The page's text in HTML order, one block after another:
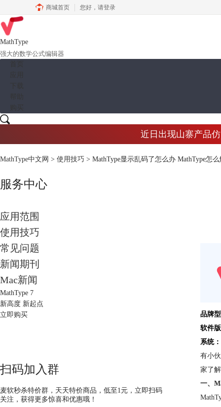
商城首页 您好， 请登录
MathType
强大的数学公式编辑器
近日出现山寨产品
MathType中文网 > 使用技巧 > MathType显示乱码了怎么办 MathType怎
服务中心
应用范围
使用技巧
常见问题
新闻期刊
Mac新闻
MathType 7
新高度 新起点
立即购买
扫码加入群
麦软秒杀特价群，天天特价商品，低至1元，立即扫码
关注，获得更多惊喜和优惠哦！
品牌
软件
系统：
有小
家了
一、